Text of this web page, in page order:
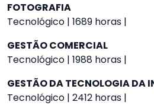
FOTOGRAFIA
Tecnológico | 1689 horas |
GESTÃO COMERCIAL
Tecnológico | 1988 horas |
GESTÃO DA TECNOLOGIA DA
Tecnológico | 2412 horas |